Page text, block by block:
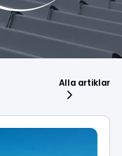
Alla artiklar